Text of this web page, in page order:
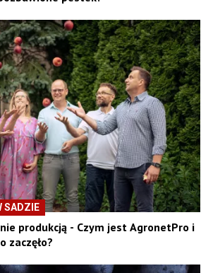
SADZIE
produkcją - Czym jest AgronetPro i
zaczęło?